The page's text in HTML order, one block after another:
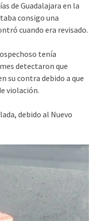
de Guadalajara en la
consigo una
cuando era revisado.
tenía
detectaron que
su contra debido a que
violación.
debido al Nuevo